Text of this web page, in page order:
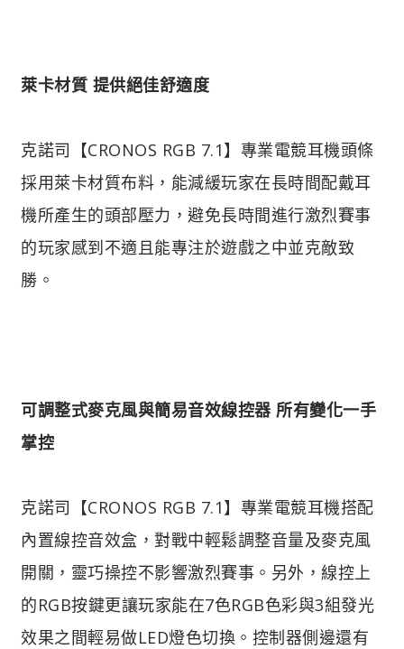
萊卡材質 提供絕佳舒適度
克諾司【CRONOS RGB 7.1】專業電競耳機頭條
採用萊卡材質布料，能減緩玩家在長時間配戴耳
機所產生的頭部壓力，避免長時間進行激烈賽事
的玩家感到不適且能專注於遊戲之中並克敵致
勝。
可調整式麥克風與簡易音效線控器 所有變化一手
掌控
克諾司【CRONOS RGB 7.1】專業電競耳機搭配
內置線控音效盒，對戰中輕鬆調整音量及麥克風
開關，靈巧操控不影響激烈賽事。另外，線控上
的RGB按鍵更讓玩家能在7色RGB色彩與3組發光
效果之間輕易做LED燈色切換。控制器側邊還有